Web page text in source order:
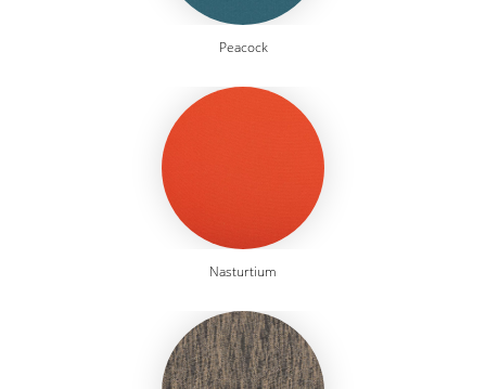
Peacock
Nasturtium